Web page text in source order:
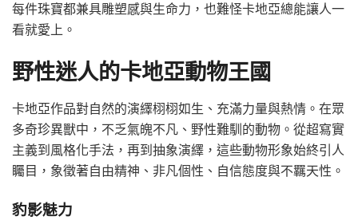
每件珠寶都兼具雕塑感與生命力，也難怪卡地亞總能讓人一
看就愛上。
野性迷人的卡地亞動物王國
卡地亞作品對自然的演繹栩栩如生、充滿力量與熱情。在眾
多奇珍異獸中，不乏氣魄不凡、野性難馴的動物。從超寫實
主義到風格化手法，再到抽象演繹，這些動物形象始終引人
矚目，象徵著自由精神、非凡個性、自信態度與不羈天性。
豹影魅力